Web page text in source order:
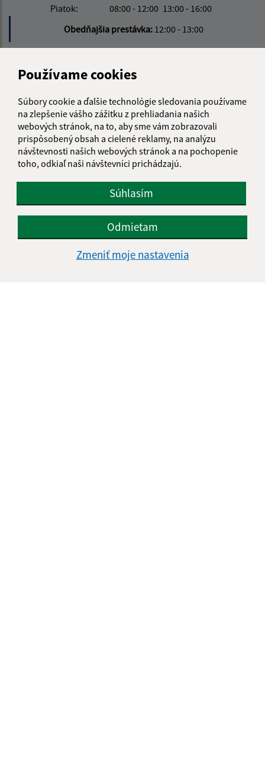
Používame cookies
Súbory cookie a ďalšie technológie sledovania používame
na zlepšenie vášho zážitku z prehliadania našich
webových stránok, na to, aby sme vám zobrazovali
prispôsobený obsah a cielené reklamy, na analýzu
návštevnosti našich webových stránok a na pochopenie
toho, odkiaľ naši návštevníci prichádzajú.
Súhlasím
Odmietam
Zmeniť moje nastavenia
Piatok:
08:00 - 12:00 13:00 - 16:00
Obedňajšia prestávka: 12:00 - 13:00
Kontakt:
Stará Bašta 97
980 34 Nová Bašta
info@starabasta.sk
+421 47 381 03 32
IČO: 00649716